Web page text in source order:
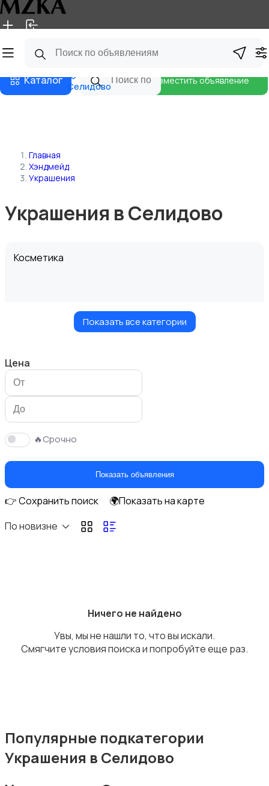
Главная Магазины
Каталог Селидово
Разместить объявление
Главная
Хэндмейд
Украшения
Украшения в Селидово
Косметика
Куклы и игрушки
Оформление интерьера
Показать все категории
Цена
🔥Срочно
Показать объявления
👉 Сохранить поиск
🌍Показать на карте
По новизне
Ничего не найдено
Увы, мы не нашли то, что вы искали.
Смягчите условия поиска и попробуйте еще раз.
Популярные подкатегории
Украшения в Селидово